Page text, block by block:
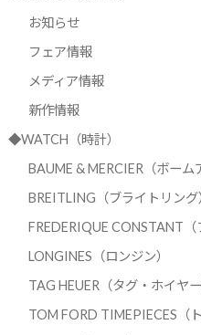
お知らせ
フェア情報
メディア情報
新作情報
◆WATCH（時計）
BAUME & MERCIER（ボーム
BREITLING（ブライトリング
FREDERIQUE CONSTANT（
LONGINES（ロンジン）
TAG HEUER（タグ・ホイヤー
TOM FORD TIMEPIECES（